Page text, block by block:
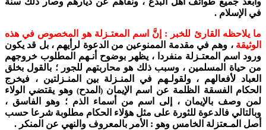
في الإسلام .
ما يلاحظه القارئ للخبر : إنَّ اسم المعتـزلة هو المخصوص في هذه
الوثيقة، وهم في مقدمة الممنوعين من الدعوة لرأيهم ، بل قد يكون
ورود اسم المعتـزلة منفردا ، يظهر بوضوح أنـهم المطلوب خروجهم
من حياة المسلمين ، وسبب ذلك هو محاربتهم للجور ؛ بالقول بخلق
العباد لأفعالهم ، ولقولـهم في المنـزلة بين المنـزلتين ، فيخرج
الحكام الفسقة الظلمة عن اسم الإيمان (المدح)وهو يقتضي الولاء
لمن وصف بالإيمان ، إلى اسم من أسماء الذم ؛ وهو الفاسق ،
وبالتالي فالدعوة للثورة على مثل هؤلاء الحكام مطلوبة شرعا حسب
أصل المـعتزلة الخامس وهو : الأمر بالمعروف والنهي عن المنكر .